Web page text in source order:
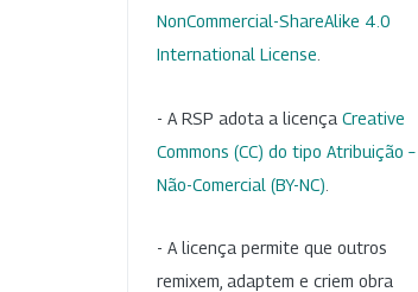
NonCommercial-ShareAlike 4.0
International License
- A RSP adota a licença Creative
Commons (CC) do tipo Atribuição –
Não-Comercial (BY-NC)
- A licença permite que outros
remixem, adaptem e criem obra